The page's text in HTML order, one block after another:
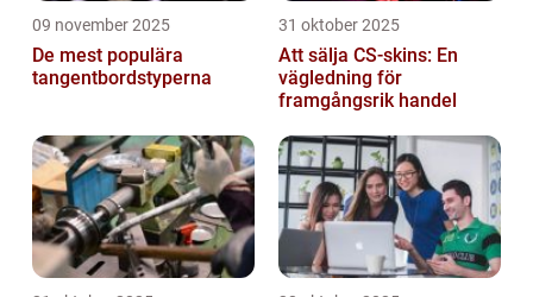
09 november 2025
De mest populära
tangentbordstyperna
31 oktober 2025
Att sälja CS-skins: En
vägledning för
framgångsrik handel